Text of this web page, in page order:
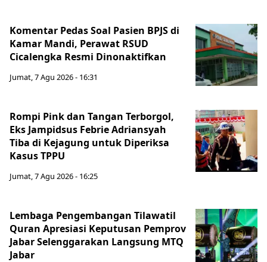
Komentar Pedas Soal Pasien BPJS di
Kamar Mandi, Perawat RSUD
Cicalengka Resmi Dinonaktifkan
Jumat, 7 Agu 2026 - 16:31
Rompi Pink dan Tangan Terborgol,
Eks Jampidsus Febrie Adriansyah
Tiba di Kejagung untuk Diperiksa
Kasus TPPU
Jumat, 7 Agu 2026 - 16:25
Lembaga Pengembangan Tilawatil
Quran Apresiasi Keputusan Pemprov
Jabar Selenggarakan Langsung MTQ
Jabar